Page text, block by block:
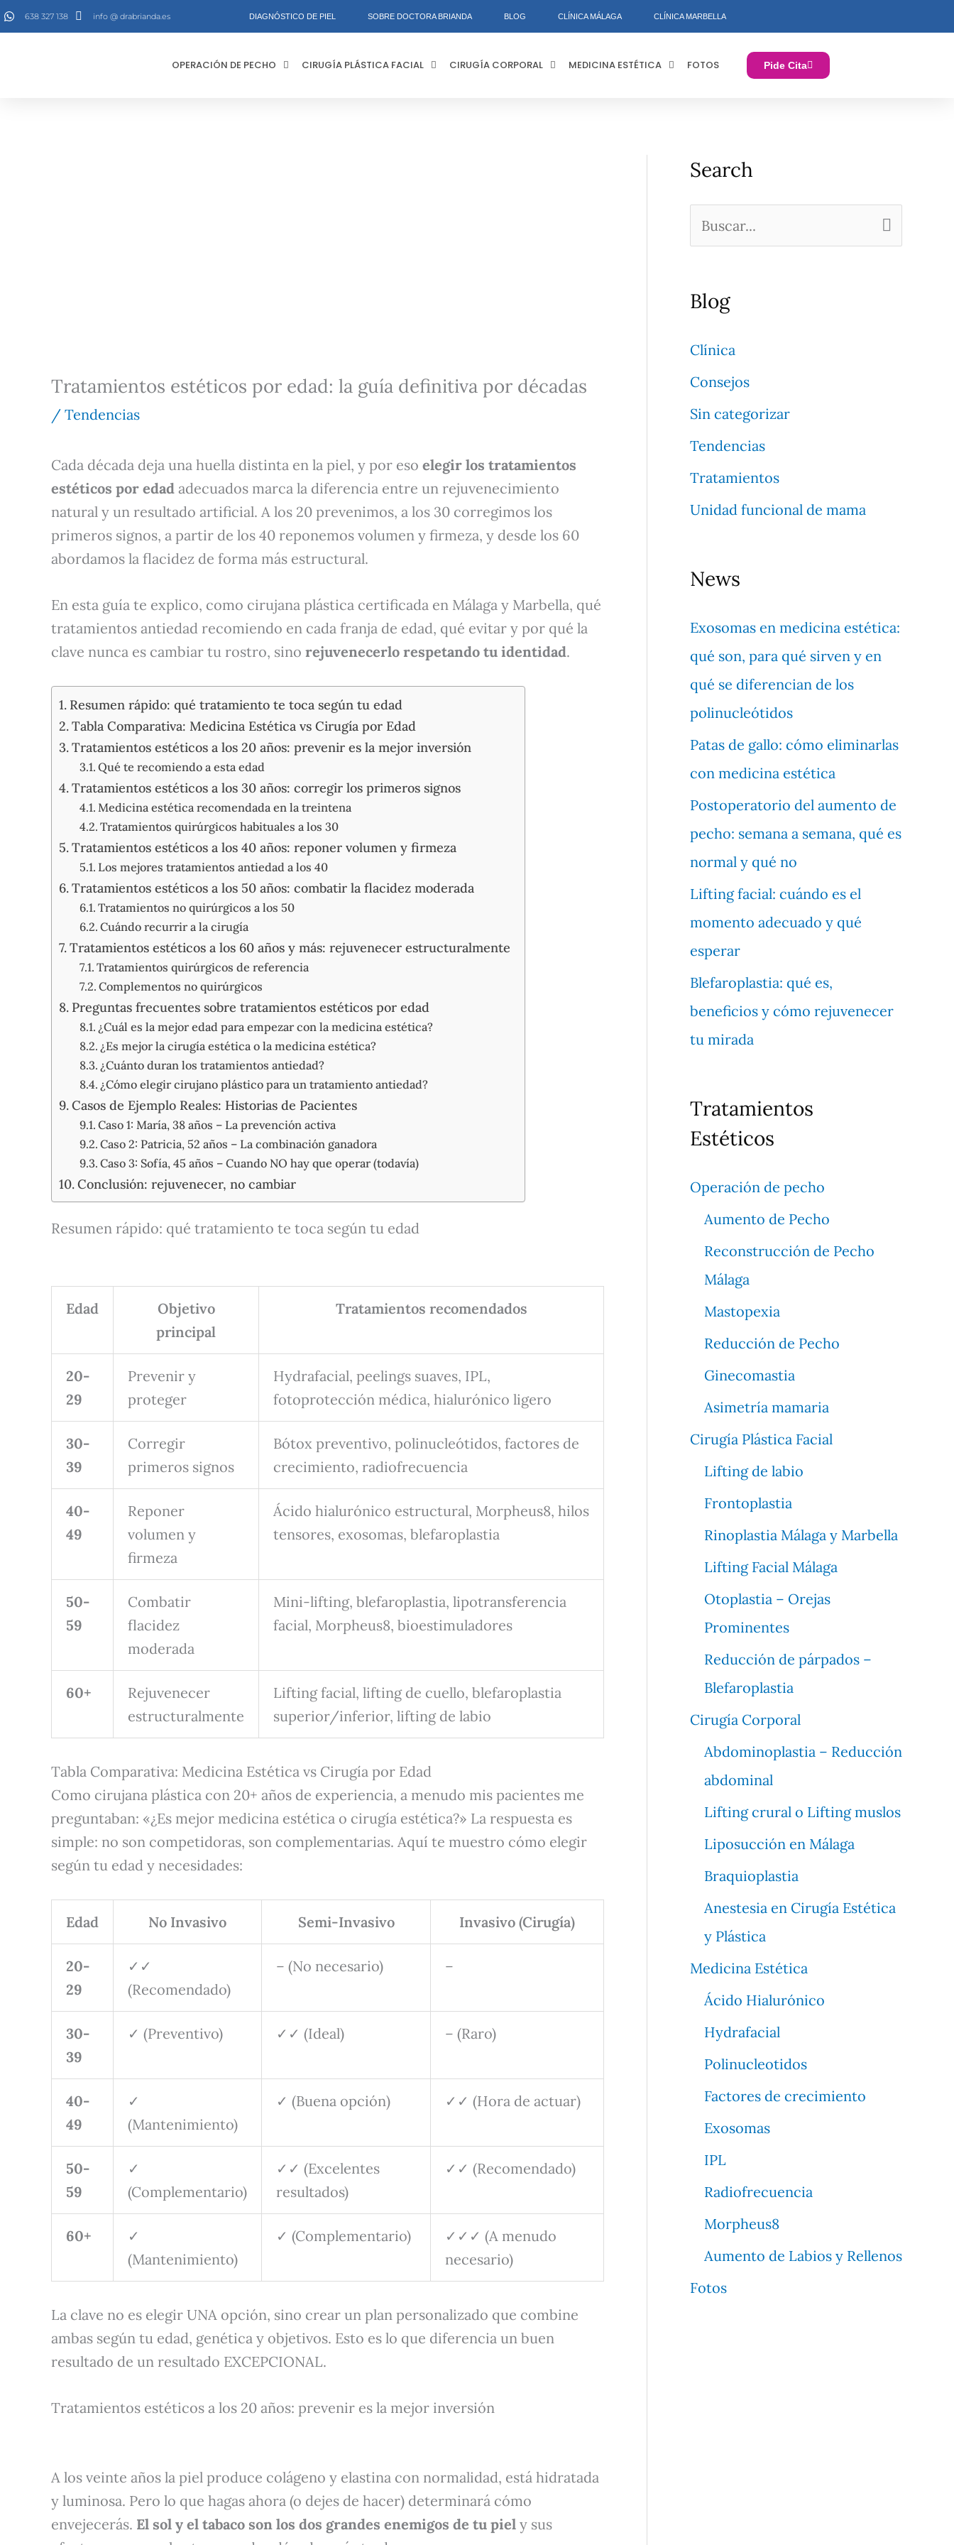
Ir
al
638 327 138 info @ drabrianda.es DIAGNÓSTICO DE PIEL SOBRE DOCTORA BRIANDA BLOG CLÍNICA MÁLAGA CLÍNICA MARBELLA
OPERACIÓN DE PECHO CIRUGÍA PLÁSTICA FACIAL CIRUGÍA CORPORAL MEDICINA ESTÉTICA FOTOS Pide Cita
Tratamientos estéticos por edad: la guía definitiva por décadas
/ Tendencias
Cada década deja una huella distinta en la piel, y por eso elegir los tratamientos
estéticos por edad adecuados marca la diferencia entre un rejuvenecimiento
natural y un resultado artificial. A los 20 prevenimos, a los 30 corregimos los
primeros signos, a partir de los 40 reponemos volumen y firmeza, y desde los 60
abordamos la flacidez de forma más estructural.
En esta guía te explico, como cirujana plástica certificada en Málaga y Marbella, qué
tratamientos antiedad recomiendo en cada franja de edad, qué evitar y por qué la
clave nunca es cambiar tu rostro, sino rejuvenecerlo respetando tu identidad.
Resumen rápido: qué tratamiento te toca según tu edad
Tabla Comparativa: Medicina Estética vs Cirugía por Edad
Tratamientos estéticos a los 20 años: prevenir es la mejor inversión
Qué te recomiendo a esta edad
Tratamientos estéticos a los 30 años: corregir los primeros signos
Medicina estética recomendada en la treintena
Tratamientos quirúrgicos habituales a los 30
Tratamientos estéticos a los 40 años: reponer volumen y firmeza
Los mejores tratamientos antiedad a los 40
Tratamientos estéticos a los 50 años: combatir la flacidez moderada
Tratamientos no quirúrgicos a los 50
Cuándo recurrir a la cirugía
Tratamientos estéticos a los 60 años y más: rejuvenecer estructuralmente
Tratamientos quirúrgicos de referencia
Complementos no quirúrgicos
Preguntas frecuentes sobre tratamientos estéticos por edad
¿Cuál es la mejor edad para empezar con la medicina estética?
¿Es mejor la cirugía estética o la medicina estética?
¿Cuánto duran los tratamientos antiedad?
¿Cómo elegir cirujano plástico para un tratamiento antiedad?
Casos de Ejemplo Reales: Historias de Pacientes
Caso 1: María, 38 años – La prevención activa
Caso 2: Patricia, 52 años – La combinación ganadora
Caso 3: Sofía, 45 años – Cuando NO hay que operar (todavía)
Conclusión: rejuvenecer, no cambiar
Resumen rápido: qué tratamiento te toca según tu edad
Edad
Objetivo
principal
Tratamientos recomendados
20-
29
Prevenir y
proteger
Hydrafacial, peelings suaves, IPL,
fotoprotección médica, hialurónico ligero
30-
39
Corregir
primeros signos
Bótox preventivo, polinucleótidos, factores de
crecimiento, radiofrecuencia
40-
49
Reponer
volumen y
firmeza
Ácido hialurónico estructural, Morpheus8, hilos
tensores, exosomas, blefaroplastia
50-
59
Combatir
flacidez
moderada
Mini-lifting, blefaroplastia, lipotransferencia
facial, Morpheus8, bioestimuladores
60+
Rejuvenecer
estructuralmente
Lifting facial, lifting de cuello, blefaroplastia
superior/inferior, lifting de labio
Tabla Comparativa: Medicina Estética vs Cirugía por Edad
Como cirujana plástica con 20+ años de experiencia, a menudo mis pacientes me
preguntaban: «¿Es mejor medicina estética o cirugía estética?» La respuesta es
simple: no son competidoras, son complementarias. Aquí te muestro cómo elegir
según tu edad y necesidades:
Edad No Invasivo Semi-Invasivo Invasivo (Cirugía)
20-
29
✓✓
(Recomendado)
– (No necesario) –
30-
39
✓ (Preventivo) ✓✓ (Ideal) – (Raro)
40-
49
✓
(Mantenimiento)
✓ (Buena opción) ✓✓ (Hora de actuar)
50-
59
✓
(Complementario)
✓✓ (Excelentes
resultados)
✓✓ (Recomendado)
60+
✓
(Mantenimiento)
✓ (Complementario)
✓✓✓ (A menudo
necesario)
La clave no es elegir UNA opción, sino crear un plan personalizado que combine
ambas según tu edad, genética y objetivos. Esto es lo que diferencia un buen
resultado de un resultado EXCEPCIONAL.
Tratamientos estéticos a los 20 años: prevenir es la mejor inversión
A los veinte años la piel produce colágeno y elastina con normalidad, está hidratada
y luminosa. Pero lo que hagas ahora (o dejes de hacer) determinará cómo
envejecerás. El sol y el tabaco son los dos grandes enemigos de tu piel y sus
Search
a
r
Blog
Clínica
Consejos
Sin categorizar
Tendencias
Tratamientos
Unidad funcional de mama
News
Exosomas en medicina estética:
qué son, para qué sirven y en
qué se diferencian de los
polinucleótidos
Patas de gallo: cómo eliminarlas
con medicina estética
Postoperatorio del aumento de
pecho: semana a semana, qué es
normal y qué no
Lifting facial: cuándo es el
momento adecuado y qué
esperar
Blefaroplastia: qué es,
beneficios y cómo rejuvenecer
tu mirada
Tratamientos
Estéticos
Operación de pecho
Aumento de Pecho
Reconstrucción de Pecho
Málaga
Mastopexia
Reducción de Pecho
Ginecomastia
Asimetría mamaria
Cirugía Plástica Facial
Lifting de labio
Frontoplastia
Rinoplastia Málaga y Marbella
Lifting Facial Málaga
Otoplastia – Orejas
Prominentes
Reducción de párpados –
Blefaroplastia
Cirugía Corporal
Abdominoplastia – Reducción
abdominal
Lifting crural o Lifting muslos
Liposucción en Málaga
Braquioplastia
Anestesia en Cirugía Estética
y Plástica
Medicina Estética
Ácido Hialurónico
Hydrafacial
Polinucleotidos
Factores de crecimiento
Exosomas
IPL
Radiofrecuencia
Morpheus8
Aumento de Labios y Rellenos
Fotos